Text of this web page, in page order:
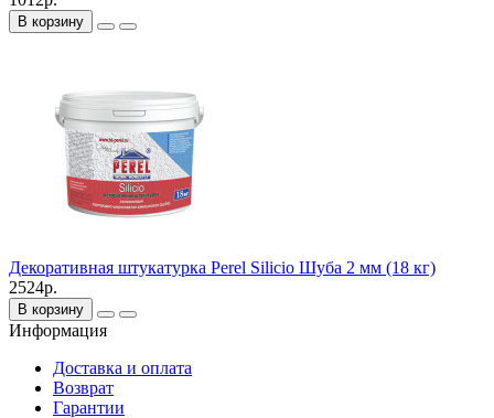
В корзину
Декоративная штукатурка Perel Silicio Шуба 2 мм (18 кг)
2524р.
В корзину
Информация
Доставка и оплата
Возврат
Гарантии